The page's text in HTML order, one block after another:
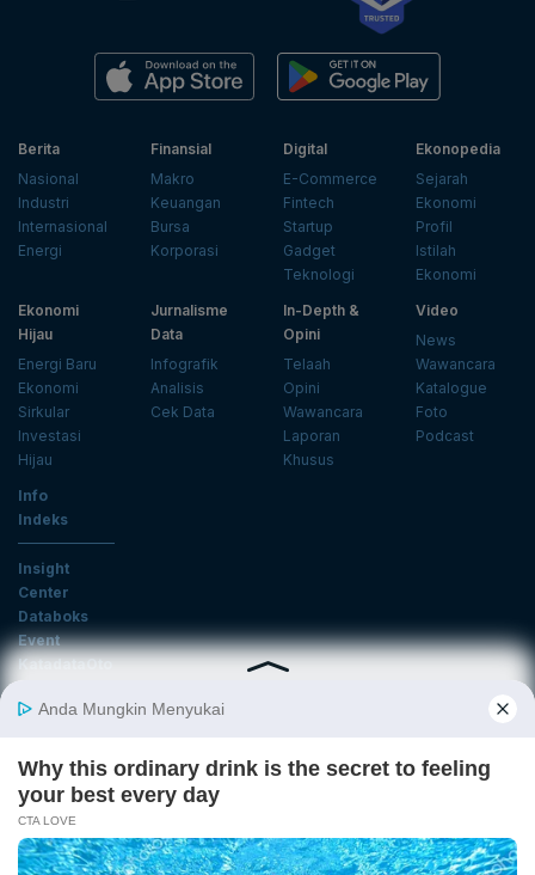
Berita
Nasional
Industri
Internasional
Energi
Finansial
Makro
Keuangan
Bursa
Korporasi
Digital
E-Commerce
Fintech
Startup
Gadget
Teknologi
Ekonopedia
Sejarah
Ekonomi
Profil
Istilah
Ekonomi
Ekonomi
Hijau
Energi Baru
Ekonomi
Sirkular
Investasi
Hijau
Jurnalisme
Data
Infografik
Analisis
Cek Data
In-Depth &
Opini
Telaah
Opini
Wawancara
Laporan
Khusus
Video
News
Wawancara
Katalogue
Foto
Podcast
Info
Indeks
Insight
Center
Databoks
Event
KatadataOto
Email
Daftar